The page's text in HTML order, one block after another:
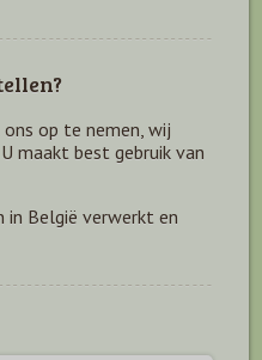
op te nemen, wij
maakt best gebruik van
in België verwerkt en